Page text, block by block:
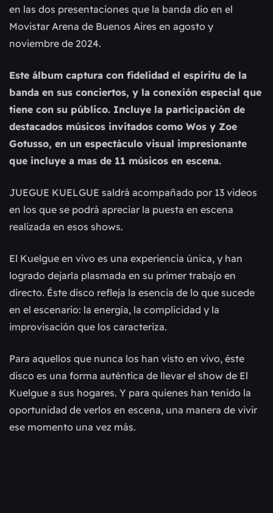
en las dos presentaciones que la banda dio en el
Movistar Arena de Buenos Aires en agosto y
noviembre de 2024.
Este álbum captura con fidelidad el espíritu de la
banda en sus conciertos, y la conexión especial que
tiene con su público. Incluye la participación de
destacados músicos invitados como Wos y Zoe
Gotusso, en un espectáculo visual impresionante
que incluye a mas de 11 músicos en escena.
JUEGUE KUELGUE saldrá acompañado por 13 videos
en los que se podrá apreciar la puesta en escena
realizada en esos shows.
El Kuelgue en vivo es una experiencia única, y han
logrado dejarla plasmada en su primer trabajo en
directo. Éste disco refleja la esencia de lo que sucede
en el escenario: la energía, la complicidad y la
improvisación que los caracteriza.
Para aquellos que nunca los han visto en vivo, éste
disco es una forma auténtica de llevar el show de El
Kuelgue a sus hogares. Y para quienes han tenido la
oportunidad de verlos en escena, una manera de vivir
ese momento una vez más.